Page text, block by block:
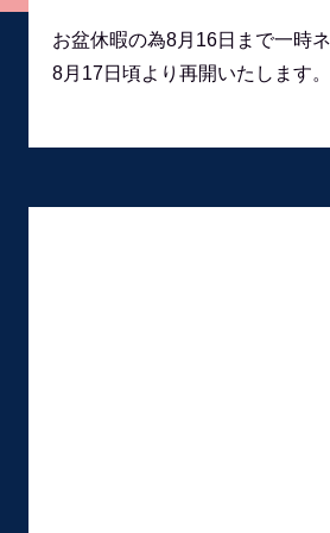
お盆休暇の為8月16日まで一時
8月17日頃より再開いたします。